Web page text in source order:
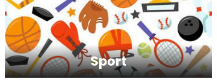
Saveti za jutranji trening
Sport